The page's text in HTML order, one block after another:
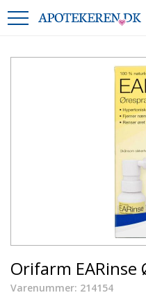
Orifarm
Varenummer: 214154